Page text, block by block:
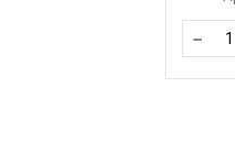
−